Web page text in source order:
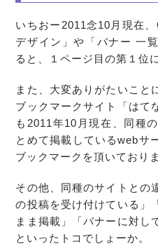
いちおー2011念10月現在
デザイン」や「バナー 一
ると、１ページ目の第１位
また、大変ありがたいこと
ブックマークサイト「はて
も2011年10月現在、同種
とめて掲載しているwebサ
ブックマークを頂いており
その他、同種のサイトとの
の投稿を受け付けている」
まま掲載」「バナーに対し
といったトコでしょーか。